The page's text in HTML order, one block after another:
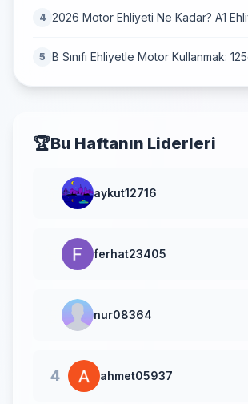
4 2026 Motor Ehliyeti Ne Kadar? A1
5 B Sınıfı Ehliyetle Motor Kullanmak:
🏆Bu Haftanın Liderleri
aykut12716
ferhat23405
nur08364
4 ahmet05937